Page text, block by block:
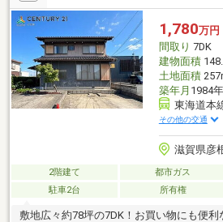
1,780万円
間取り 7DK
建物面積
土地面積
築年月 1984
東海道本
その他の交通
滋賀県彦
2階建て 都市ガス
駐車2台
所有権
敷地広々約78坪の7DK！お買い物にも便